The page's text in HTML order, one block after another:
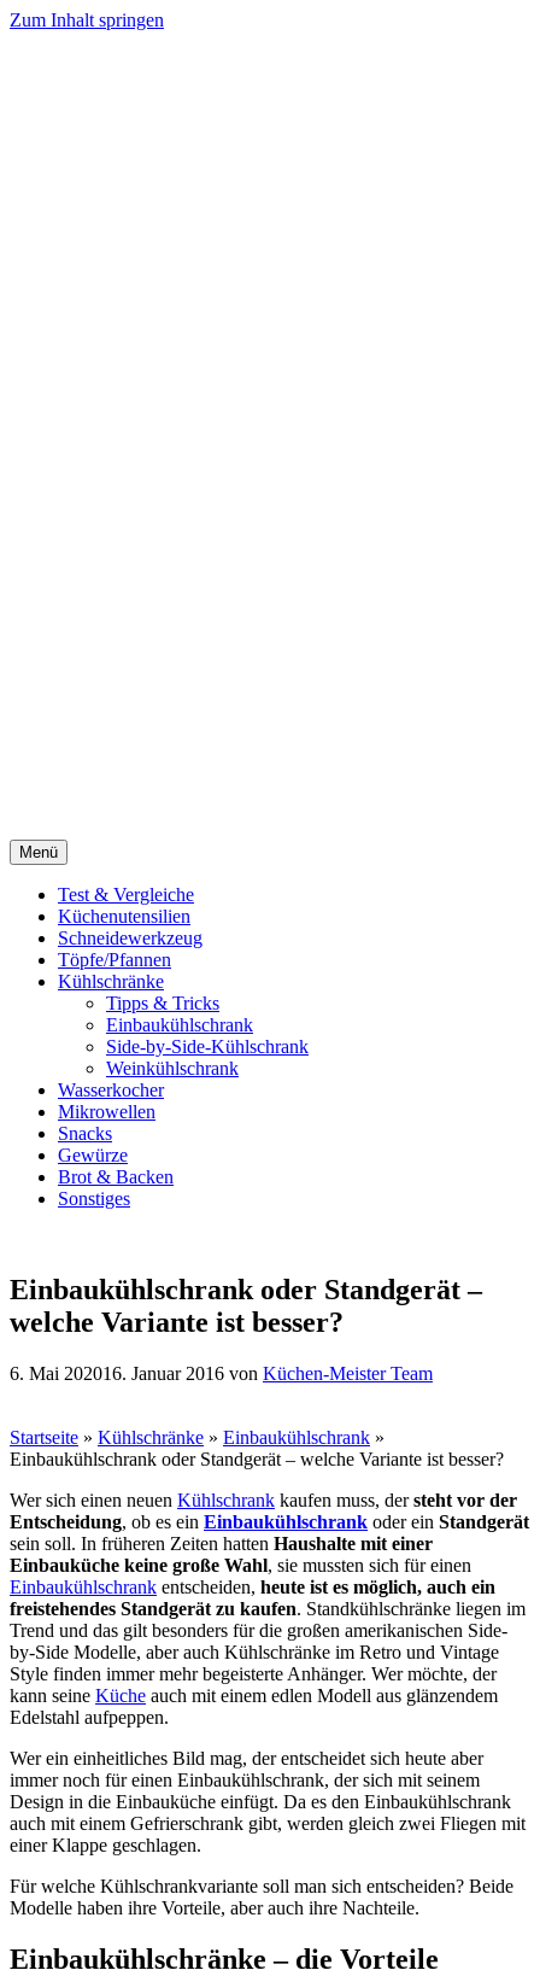
Zum Inhalt springen
Menü
Test & Vergleiche
Küchenutensilien
Schneidewerkzeug
Töpfe/Pfannen
Kühlschränke
Tipps & Tricks
Einbaukühlschrank
Side-by-Side-Kühlschrank
Weinkühlschrank
Wasserkocher
Mikrowellen
Snacks
Gewürze
Brot & Backen
Sonstiges
Einbaukühlschrank oder Standgerät –
welche Variante ist besser?
6. Mai 202016. Januar 2016 von Küchen-Meister Team
Startseite » Kühlschränke » Einbaukühlschrank »
Einbaukühlschrank oder Standgerät – welche Variante ist besser?
Wer sich einen neuen Kühlschrank kaufen muss, dersteht vor der
Entscheidung, ob es ein Einbaukühlschrank oder ein Standgerät
sein soll. In früheren Zeiten hatten Haushalte mit einer
Einbauküche keine große Wahl, sie mussten sich für einen
Einbaukühlschrank entscheiden, heute ist es möglich, auch ein
freistehendes Standgerät zu kaufen. Standkühlschränke liegen im
Trend und das gilt besonders für die großen amerikanischen Side-
by-Side Modelle, aber auch Kühlschränke im Retro und Vintage
Style finden immer mehr begeisterte Anhänger. Wer möchte, der
kann seine Küche auch mit einem edlen Modell aus glänzendem
Edelstahl aufpeppen.
Wer ein einheitliches Bild mag, der entscheidet sich heute aber
immer noch für einen Einbaukühlschrank, der sich mit seinem
Design in die Einbauküche einfügt. Da es den Einbaukühlschrank
auch mit einem Gefrierschrank gibt, werden gleich zwei Fliegen mit
einer Klappe geschlagen.
Für welche Kühlschrankvariante soll man sich entscheiden? Beide
Modelle haben ihre Vorteile, aber auch ihre Nachteile.
Einbaukühlschränke – die Vorteile